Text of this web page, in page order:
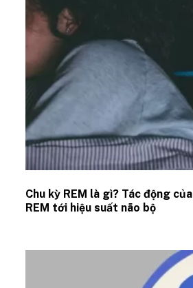
Chu kỳ REM là gì? Tác động
REM tới hiệu suất não bộ